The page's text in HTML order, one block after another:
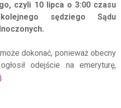
czyli 10 lipca o 3:00 czasu
sędziego Sądu
dokonać, ponieważ obecny
odejście na emeryturę,
.